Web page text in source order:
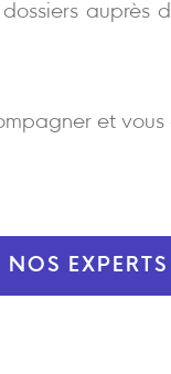
auprès
et
NOS